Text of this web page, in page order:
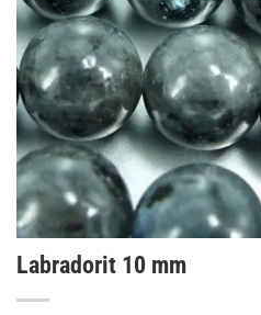
Labradorit 10 mm